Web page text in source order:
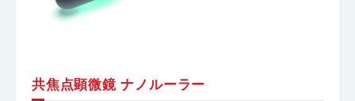
共焦点顕微鏡 ナノルーラー